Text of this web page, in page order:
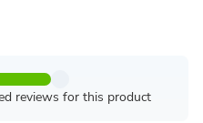
reviews for this product